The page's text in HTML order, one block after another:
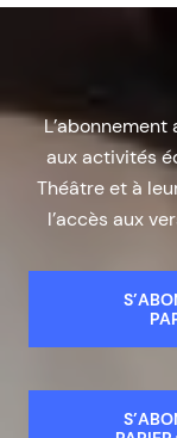
aux activités
Théâtre et à
l’accès aux